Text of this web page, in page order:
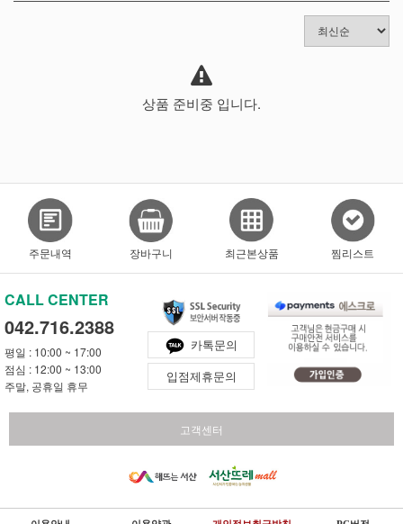
상품 준비중 입니다.
주문내역 장바구니 최근본상품 찜리스트
CALL CENTER
042.716.2388
평일 : 10:00 ~ 17:00
점심 : 12:00 ~ 13:00
주말, 공휴일 휴무
카톡문의
입점제휴문의
고객센터